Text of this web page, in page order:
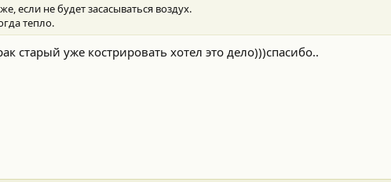
если не будет засасываться воздух.
тепло.
старый уже кострировать хотел это дело)))спасибо..